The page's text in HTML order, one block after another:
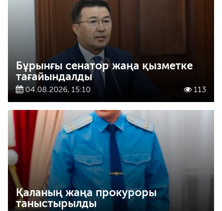
Бұрынғы сенатор жаңа қызметке
тағайындалды
04.08.2026, 15:10 113
Қаланың жаңа прокуроры
таныстырылды